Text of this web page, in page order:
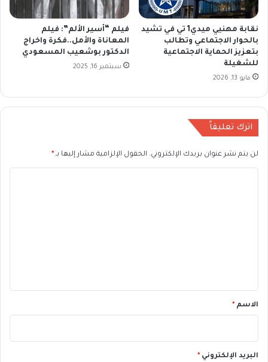
نقابة مهنيي ميدي1 تي في تشيد
بالحوار الاجتماعي وتطالب
بتعزيز الحماية الاجتماعية
للشغيلة
مايو 13, 2026
فيلم “أسير الألم”: فيلم
المعاناة والأمل..فكرة واخراج
الدكتور بوشعيب المسعودي
سبتمبر 16, 2025
اترك تعليقاً
لن يتم نشر عنوان بريدك الإلكتروني. الحقول الإلزامية مشار إليها بـ *
*الاسم *
البريد الإلكتروني *